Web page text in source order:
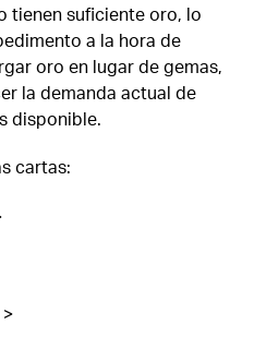
tienen suficiente oro, lo
a la hora de
oro en lugar de gemas,
la demanda actual de
disponible.
cartas: